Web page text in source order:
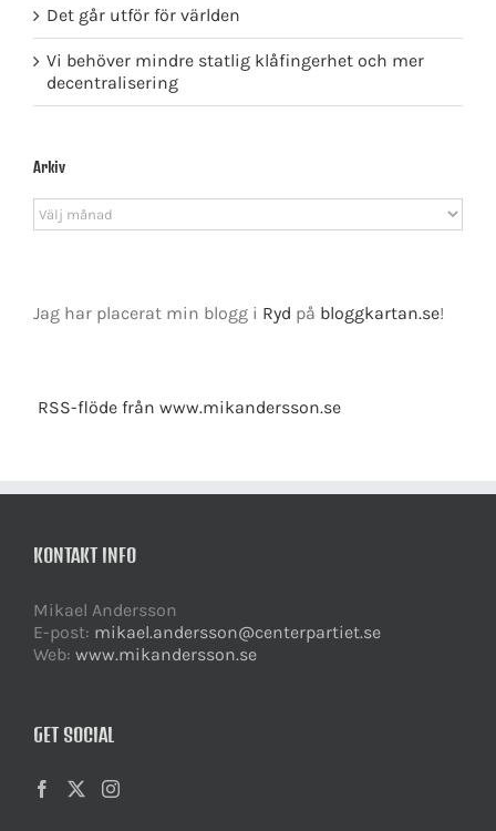
Det går utför för världen
Vi behöver mindre statlig klåfingerhet och mer
decentralisering
Arkiv
Arkiv
Jag har placerat min blogg i Ryd på bloggkartan.se!
RSS-flöde från www.mikandersson.se
KONTAKT INFO
Mikael Andersson
E-post: mikael.andersson@centerpartiet.se
Web: www.mikandersson.se
GET SOCIAL